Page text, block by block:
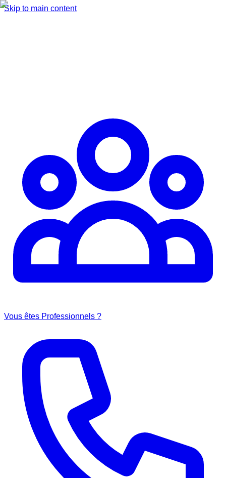
Skip to main content
Vous êtes Professionnels ?